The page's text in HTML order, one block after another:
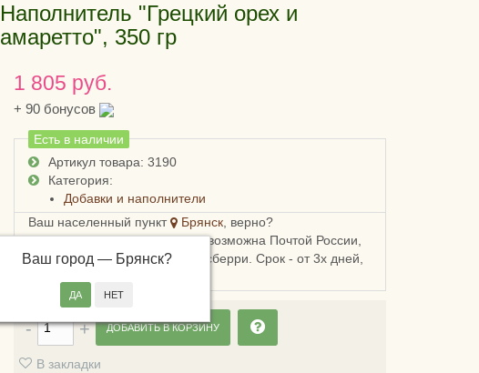
Наполнитель "Грецкий орех и
амаретто", 350 гр
1 805 руб.
+90 бонусов
Есть в наличии
Артикул товара: 3190
Категория:
Добавки и наполнители
Ваш населенный пункт
Брянск, верно?
Ваш город — Брянск?
Доставка в Брянскую область возможна Почтой России,
СДЭКом, Пятерочкой или Боксберри. Срок - от 3х дней,
ДОБАВИТЬ В КОРЗИНУ
В закладки